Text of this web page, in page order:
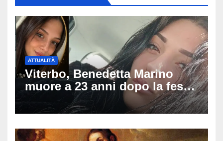
ATTUALITÀ
Viterbo, Benedetta Marino
muore a 23 anni dopo la festa
di compleanno: trovata senza
vita nell’ex consorzio, è giallo